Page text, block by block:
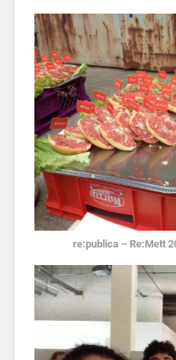
re:publica – Re:Mett